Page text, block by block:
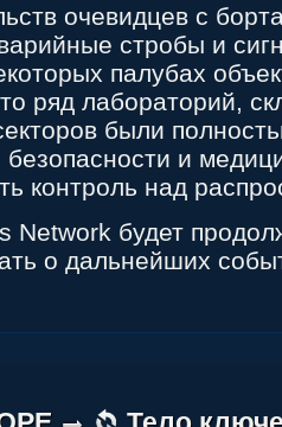
очевидцев с
стробы и
палубах
ряд лабораторий,
были
безопасности и
контроль над
Network будет
о дальнейших